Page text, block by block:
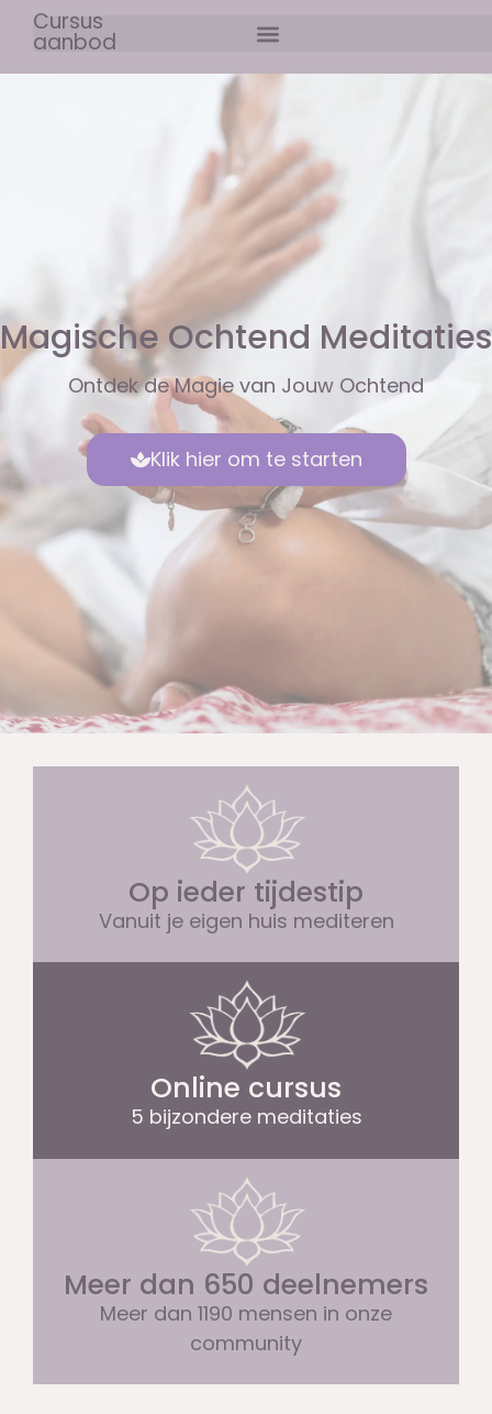
Cursus
aanbod
Magische Ochtend Meditaties
​Ontdek de Magie van Jouw Ochtend
Klik hier om te starten
Op ieder tijdestip
Vanuit je eigen huis mediteren
Online cursus
5 bijzondere meditaties
Meer dan 650 deelnemers
Meer dan 1190 mensen in onze
community